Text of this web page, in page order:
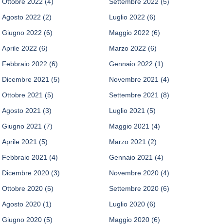
Agosto 2022 (2) Luglio 2022 (6)
Giugno 2022 (6) Maggio 2022 (6)
Aprile 2022 (6) Marzo 2022 (6)
Febbraio 2022 (6) Gennaio 2022 (1)
Dicembre 2021 (5) Novembre 2021 (4)
Ottobre 2021 (5) Settembre 2021 (8)
Agosto 2021 (3) Luglio 2021 (5)
Giugno 2021 (7) Maggio 2021 (4)
Aprile 2021 (5) Marzo 2021 (2)
Febbraio 2021 (4) Gennaio 2021 (4)
Dicembre 2020 (3) Novembre 2020 (4)
Ottobre 2020 (5) Settembre 2020 (6)
Agosto 2020 (1) Luglio 2020 (6)
Giugno 2020 (5) Maggio 2020 (6)